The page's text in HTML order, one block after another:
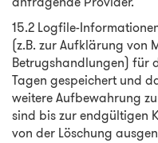
15.2 Logfile-
(z.B. zur Aufklärung von
Betrugshandlungen) für
Tagen gespeichert und
weitere Aufbewahrung
sind bis zur endgültigen
von der Löschung